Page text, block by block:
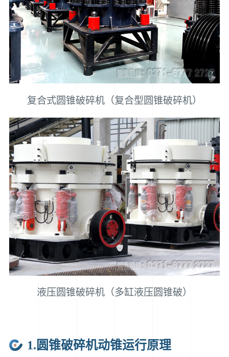
复合式圆锥破碎机（复合型圆锥破碎机）
液压圆锥破碎机（多缸液压圆锥破）
1.圆锥破碎机动锥运行原理